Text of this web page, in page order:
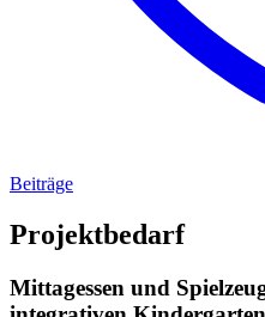
Beiträge
Projektbedarf
Mittagessen und